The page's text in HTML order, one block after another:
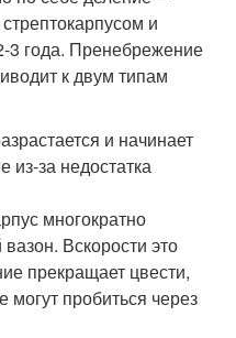
и
3 года. Пренебрежение
к двум типам
и начинает
из-за недостатка
многократно
Вскорости это
прекращает цвести,
могут пробиться через